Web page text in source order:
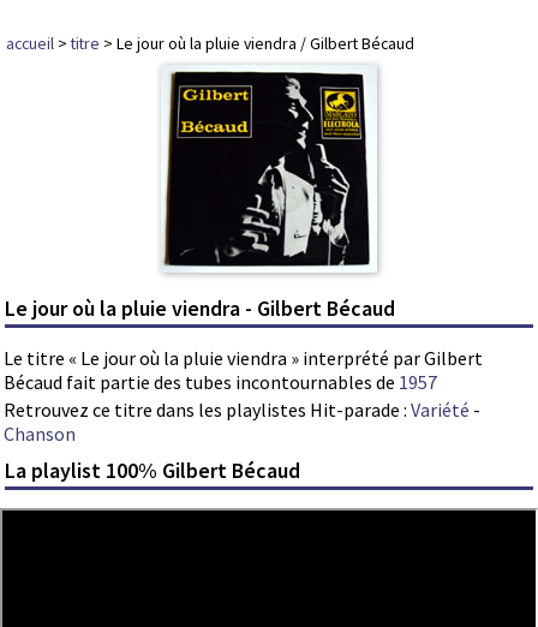
accueil >titre > Le jour où la pluie viendra / Gilbert Bécaud
Le jour où la pluie viendra - Gilbert Bécaud
Le titre « Le jour où la pluie viendra » interprété par Gilbert
Bécaud fait partie des tubes incontournables de 1957
Retrouvez ce titre dans les playlistes Hit-parade : Variété -
Chanson
La playlist 100% Gilbert Bécaud